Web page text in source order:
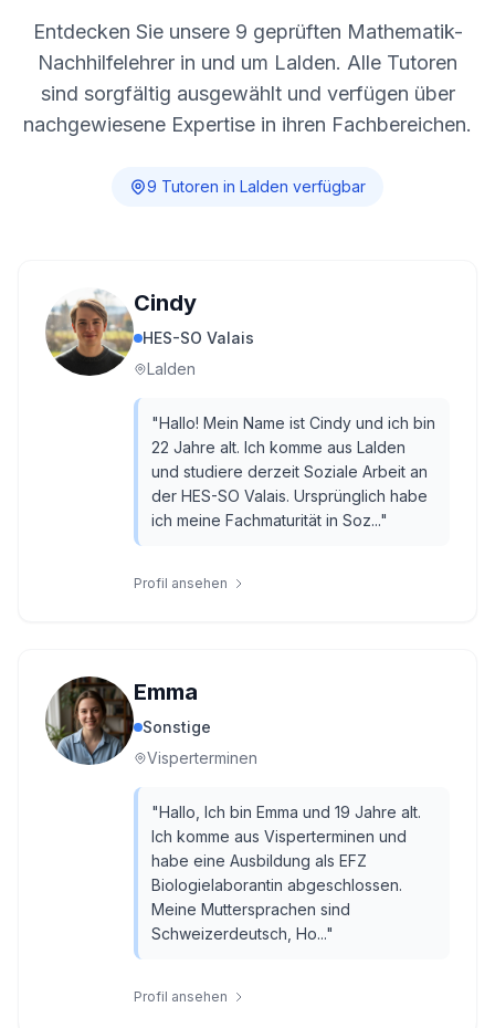
Entdecken Sie unsere 9 geprüften Mathematik-
Nachhilfelehrer in und um Lalden. Alle Tutoren
sind sorgfältig ausgewählt und verfügen über
nachgewiesene Expertise in ihren Fachbereichen.
9 Tutoren in Lalden verfügbar
Cindy
HES-SO Valais
Lalden
"Hallo! Mein Name ist Cindy und ich bin
22 Jahre alt. Ich komme aus Lalden
und studiere derzeit Soziale Arbeit an
der HES-SO Valais. Ursprünglich habe
ich meine Fachmaturität in Soz..."
Profil ansehen
Emma
Sonstige
Visperterminen
"Hallo, Ich bin Emma und 19 Jahre alt.
Ich komme aus Visperterminen und
habe eine Ausbildung als EFZ
Biologielaborantin abgeschlossen.
Meine Muttersprachen sind
Schweizerdeutsch, Ho..."
Profil ansehen